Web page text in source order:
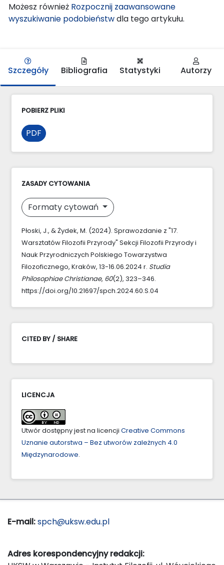
Możesz również Rozpocznij zaawansowane
wyszukiwanie podobieństwdla tego artykułu.
Szczegóły Bibliografia Statystyki Autorzy
POBIERZ PLIKI
PDF
ZASADY CYTOWANIA
Formaty cytowań
Płoski, J., & Żydek, M. (2024). Sprawozdanie z "17.
Warsztatów Filozofii Przyrody" Sekcji Filozofii Przyrody i
Nauk Przyrodniczych Polskiego Towarzystwa
Filozoficznego, Kraków, 13-16.06.2024 r. Studia
Philosophiae Christianae, 60(2), 323–346.
https://doi.org/10.21697/spch.2024.60.S.04
CITED BY / SHARE
LICENCJA
Utwór dostępny jest na licencji Creative Commons
Uznanie autorstwa – Bez utworów zależnych 4.0
Międzynarodowe.
E-mail:spch@uksw.edu.pl
Adres korespondencyjny redakcji: